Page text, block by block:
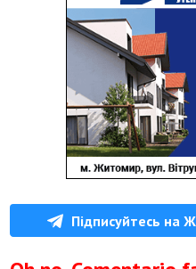
Підписуйтесь на